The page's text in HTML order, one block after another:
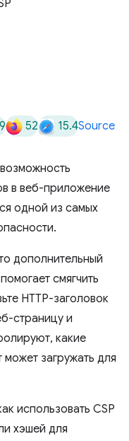
52 15.4Source
в веб-приложение
одной из самых
дополнительный
смягчить
HTTP-заголовок
страницу и
какие
может загружать для
использовать CSP
хэшей для